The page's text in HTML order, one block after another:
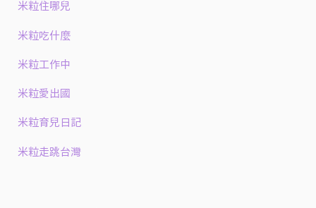
米粒住哪兒
米粒吃什麼
米粒工作中
米粒愛出國
米粒育兒日記
米粒走跳台灣